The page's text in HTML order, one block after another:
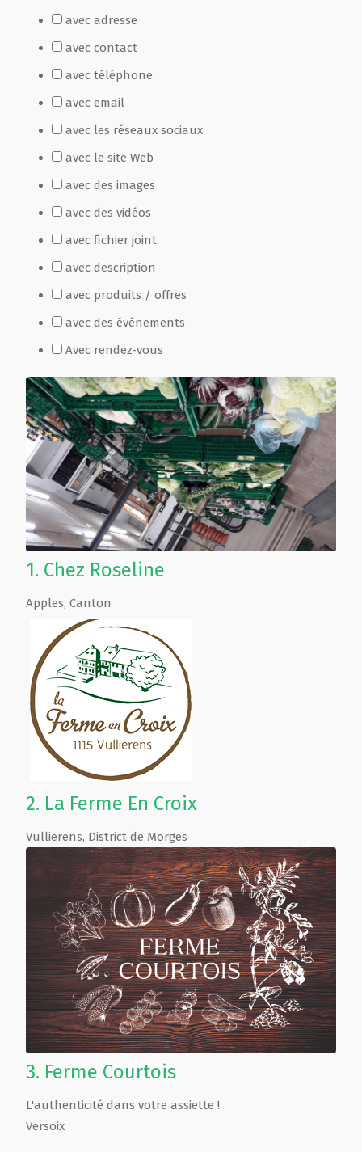
avec adresse
avec contact
avec téléphone
avec email
avec les réseaux sociaux
avec le site Web
avec des images
avec des vidéos
avec fichier joint
avec description
avec produits / offres
avec des événements
Avec rendez-vous
1. Chez Roseline
Apples, Canton
2. La Ferme En Croix
Vullierens, District de Morges
3. Ferme Courtois
L'authenticité dans votre assiette !
Versoix
Fête Marché Paysan
Partenaires